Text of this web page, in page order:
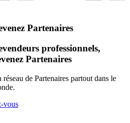
Partenaires
professionnels,
Partenaires
réseau de Partenaires partout dans le
vous